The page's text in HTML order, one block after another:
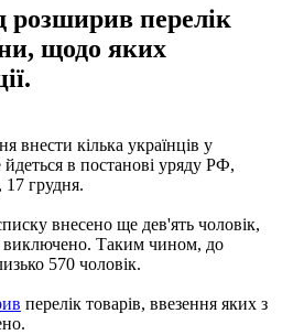
розширив перелік
щодо яких
внести кілька українців у
в постанові уряду РФ,
17 грудня.
внесено ще дев'ять чоловік,
виключено. Таким чином, до
570 чоловік.
перелік товарів, ввезення яких з